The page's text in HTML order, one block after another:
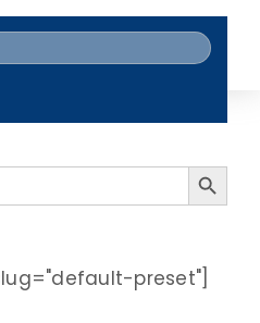
Search Button
preset"]